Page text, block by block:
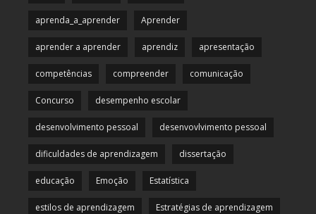
aprenda_a_aprender Aprender
aprender a aprender aprendiz apresentação
competências compreender comunicação
Concurso desempenho escolar
desenvolvimento pessoal desenvovlvimento pessoal
dificuldades de aprendizagem dissertação
educação Emoção Estatística
estilos de aprendizagem Estratégias de aprendizagem